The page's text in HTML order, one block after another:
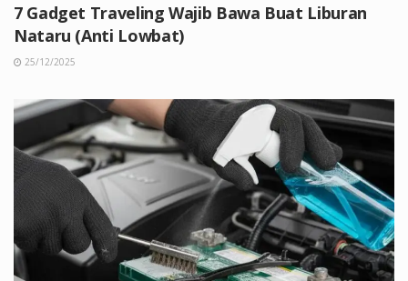
7 Gadget Traveling Wajib Bawa Buat Liburan
Nataru (Anti Lowbat)
25/12/2025